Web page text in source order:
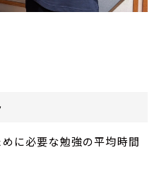
に必要な勉強の平均時間